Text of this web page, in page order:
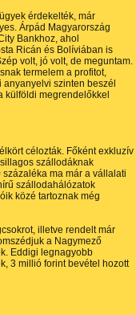
érdekelték, már
Árpád Magyarország
Bankhoz, ahol
Ricán és Bolíviában is
volt, jó volt, de meguntam.
termelem a profitot,
szinten beszél
külföldi megrendelőkkel
célozták. Főként exkluzív
szállodáknak
ma már a vállalati
szállodahálózatok
közé tartoznak még
illetve rendelt már
a Nagymező
Eddigi legnagyobb
3 millió forint bevétel hozott